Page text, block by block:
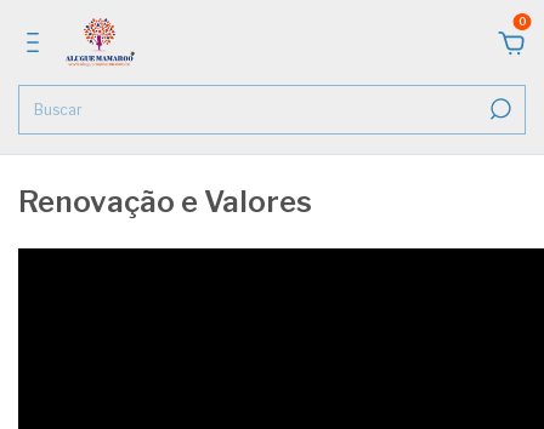
0
Renovação e Valores